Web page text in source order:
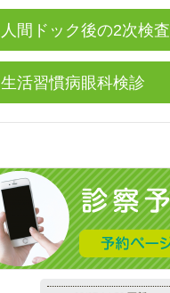
人間ドック後の2次検査
生活習慣病眼科検診